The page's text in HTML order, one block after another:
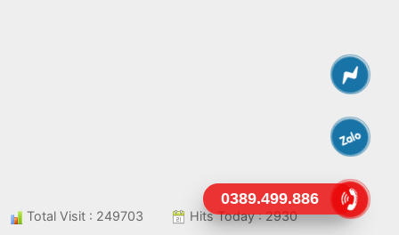
Total Visit : 249703 Hits Today : 2930
0389.499.886